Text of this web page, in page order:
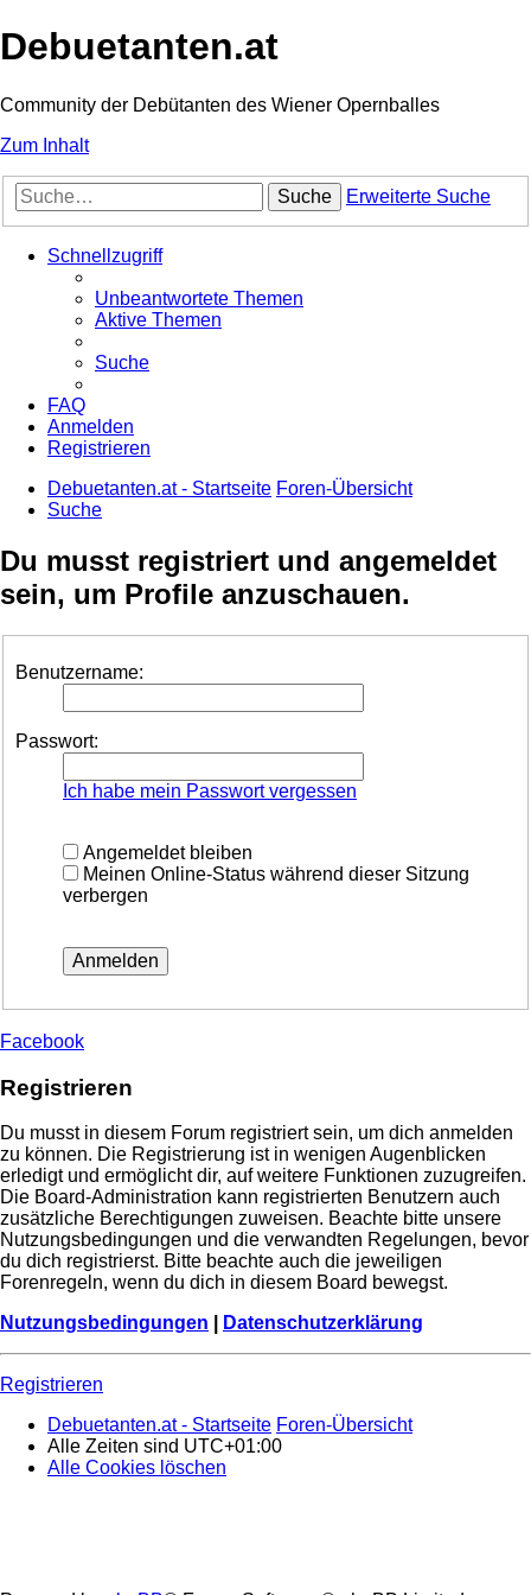
Debuetanten.at
Community der Debütanten des Wiener Opernballes
Zum Inhalt
Suche Erweiterte Suche
Schnellzugriff
Unbeantwortete Themen
Aktive Themen
Suche
FAQ
Anmelden
Registrieren
Debuetanten.at - Startseite Foren-Übersicht
Suche
Du musst registriert und angemeldet
sein, um Profile anzuschauen.
Benutzername:
Passwort:
Ich habe mein Passwort vergessen
Angemeldet bleiben
Meinen Online-Status während dieser Sitzung
verbergen
Facebook
Registrieren
Du musst in diesem Forum registriert sein, um dich anmelden
zu können. Die Registrierung ist in wenigen Augenblicken
erledigt und ermöglicht dir, auf weitere Funktionen zuzugreifen.
Die Board-Administration kann registrierten Benutzern auch
zusätzliche Berechtigungen zuweisen. Beachte bitte unsere
Nutzungsbedingungen und die verwandten Regelungen, bevor
du dich registrierst. Bitte beachte auch die jeweiligen
Forenregeln, wenn du dich in diesem Board bewegst.
Nutzungsbedingungen
Datenschutzerklärung
Registrieren
Debuetanten.at - Startseite Foren-Übersicht
Alle Zeiten sind UTC+01:00
Alle Cookies löschen